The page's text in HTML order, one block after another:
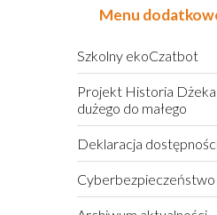
Menu
Szkolny ekoCzatbot
Projekt Historia Dżeka
dużego do małego
Deklaracja
Cyberbezpieczeństwo